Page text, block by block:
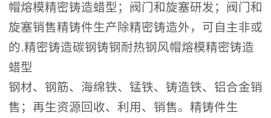
帽熔模精密铸造蜡型；阀门和旋塞研发；阀门和
旋塞销售精铸件生产除精密铸造外，可自主非或
的.精密铸造碳钢铸钢耐热钢风帽熔模精密铸造
蜡型
钢材、钢筋、海绵铁、锰铁、铸造铁、铝合金销
售；再生资源回收、利用、销售。精铸件生